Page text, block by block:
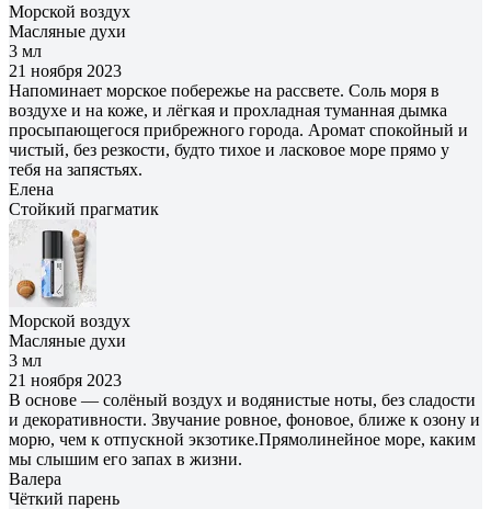
Морской воздух
Масляные духи
3 мл
21 ноября 2023
Напоминает морское побережье на рассвете. Соль моря в
воздухе и на коже, и лёгкая и прохладная туманная дымка
просыпающегося прибрежного города. Аромат спокойный и
чистый, без резкости, будто тихое и ласковое море прямо у
тебя на запястьях.
Елена
Cтойкий прагматик
Морской воздух
Масляные духи
3 мл
21 ноября 2023
В основе — солёный воздух и водянистые ноты, без сладости
и декоративности. Звучание ровное, фоновое, ближе к озону и
морю, чем к отпускной экзотике.Прямолинейное море, каким
мы слышим его запах в жизни.
Валера
Чёткий парень